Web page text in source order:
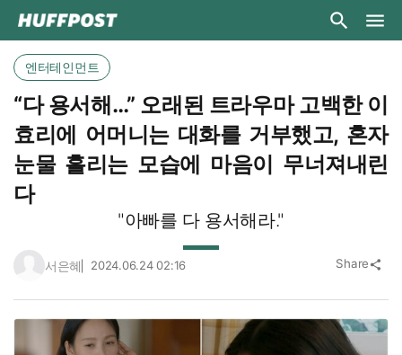
엔터테인먼트
“다 용서해…” 오래된 트라우마 고백한 이
효리에 어머니는 대화를 거부했고, 혼자
눈물 흘리는 모습에 마음이 무너져내린
다
"아빠를 다 용서해라."
서은혜 2024.06.24 02:16 Share share